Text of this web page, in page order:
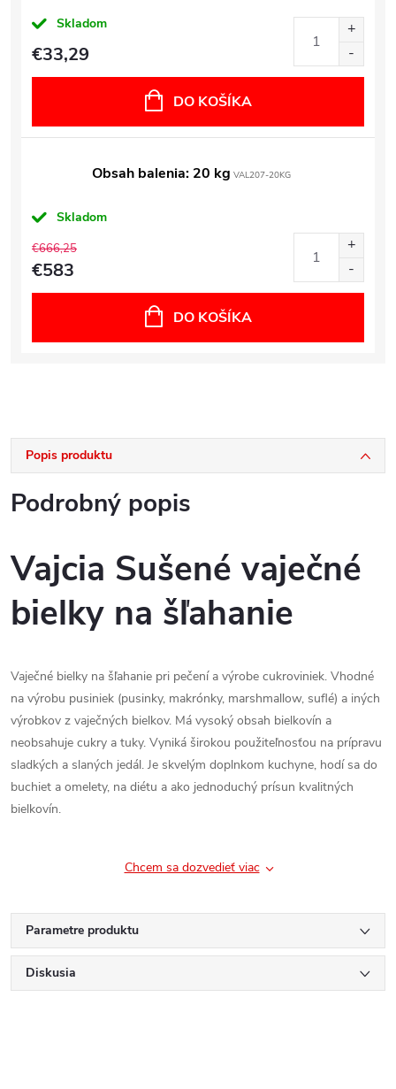
Skladom
€33,29
DO KOŠÍKA
Obsah balenia: 20 kg VAL207-20KG
Skladom
€666,25
€583
DO KOŠÍKA
Popis produktu
Podrobný popis
Vajcia Sušené vaječné
bielky na šľahanie
Vaječné bielky na šľahanie pri pečení a výrobe cukroviniek. Vhodné
na výrobu pusiniek (pusinky, makrónky, marshmallow, suflé) a iných
výrobkov z vaječných bielkov. Má vysoký obsah bielkovín a
neobsahuje cukry a tuky. Vyniká širokou použiteľnosťou na prípravu
sladkých a slaných jedál. Je skvelým doplnkom kuchyne, hodí sa do
buchiet a omelety, na diétu a ako jednoduchý prísun kvalitných
bielkovín.
Chcem sa dozvedieť viac
Parametre produktu
Diskusia